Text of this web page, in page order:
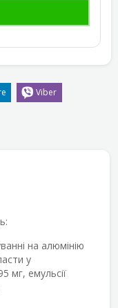
Viber
на алюмінію
у
мг, емульсії